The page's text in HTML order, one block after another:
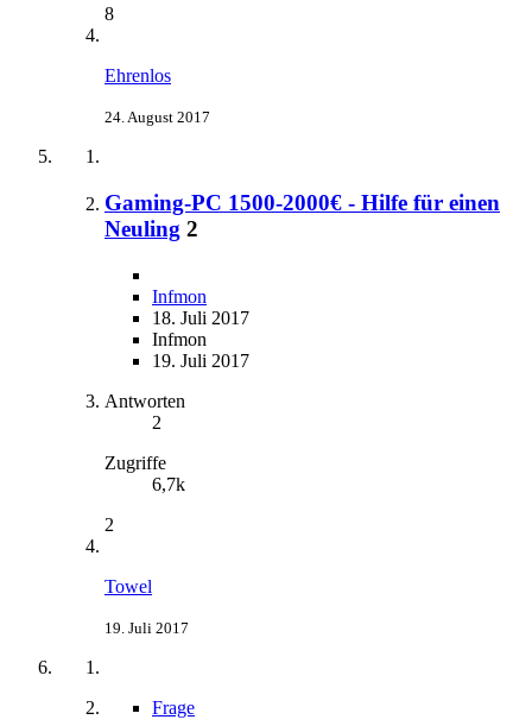
8
Ehrenlos
24. August 2017
Gaming-PC 1500-2000€ - Hilfe für einen
Neuling 2
Infmon
18. Juli 2017
Infmon
19. Juli 2017
Antworten
2
Zugriffe
6,7k
2
Towel
19. Juli 2017
Frage